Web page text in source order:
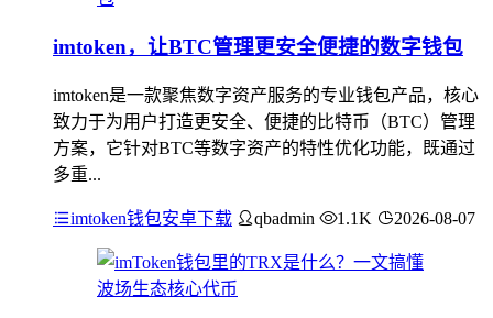
imtoken，让BTC管理更安全便捷的数字钱包
imtoken是一款聚焦数字资产服务的专业钱包产品，核心
致力于为用户打造更安全、便捷的比特币（BTC）管理
方案，它针对BTC等数字资产的特性优化功能，既通过
多重...
imtoken钱包安卓下载 qbadmin 1.1K 2026-08-07